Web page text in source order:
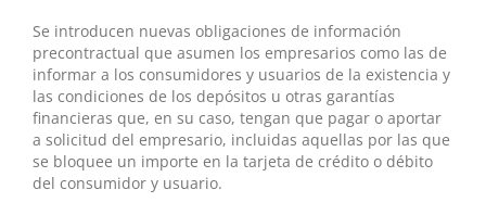
Se introducen nuevas obligaciones de información
precontractual que asumen los empresarios como las de
informar a los consumidores y usuarios de la existencia y
las condiciones de los depósitos u otras garantías
financieras que, en su caso, tengan que pagar o aportar
a solicitud del empresario, incluidas aquellas por las que
se bloquee un importe en la tarjeta de crédito o débito
del consumidor y usuario.